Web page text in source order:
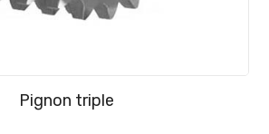
Pignon triple